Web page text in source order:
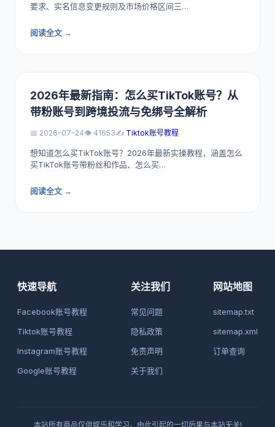
要求、实名信息变更规则及市场价格区间三…
阅读全文 →
2026年最新指南：怎么买TikTok账号？从
带粉账号到跨境投流与免绑号全解析
📅 2026-07-24👁️ 41653✍️ Tiktok账号教程
想知道怎么买TikTok账号？2026年最新实操教程，涵盖怎么
买TikTok账号带粉丝和作品、怎么买…
阅读全文 →
快速导航
Facebook账号教程
Tiktok账号教程
Instagram账号教程
Google账号教程
关注我们
常见问题
隐私政策
免责声明
关于我们
网站地图
sitemap.txt
sitemap.xml
订单查询
本站所有商品仅供娱乐和学习，由此引起的一切后果与本站无关!